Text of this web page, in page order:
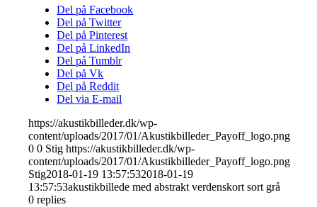
Del på Facebook
Del på Twitter
Del på Pinterest
Del på LinkedIn
Del på Tumblr
Del på Vk
Del på Reddit
Del via E-mail
https://akustikbilleder.dk/wp-
content/uploads/2017/01/Akustikbilleder_Payoff_logo.png
0 0 Stig https://akustikbilleder.dk/wp-
content/uploads/2017/01/Akustikbilleder_Payoff_logo.png
Stig2018-01-19 13:57:532018-01-19
13:57:53akustikbillede med abstrakt verdenskort sort grå
0 replies